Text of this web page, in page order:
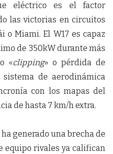
eléctrico es el factor
las victorias en circuitos
o Miami. El W17 es capaz
de 350kW durante más
«clipping» o pérdida de
de aerodinámica
con los mapas del
de hasta 7 km/h extra.
generado una brecha de
equipo rivales ya califican